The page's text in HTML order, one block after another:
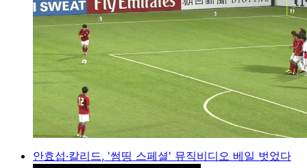
안효섭·칼리드, '썸띵 스페셜' 뮤직비디오 베일 벗었다